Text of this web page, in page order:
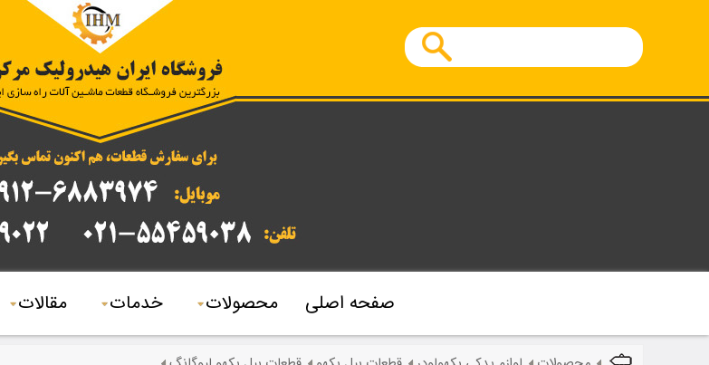
صفحه اصلی محصولات خدمات مقالات